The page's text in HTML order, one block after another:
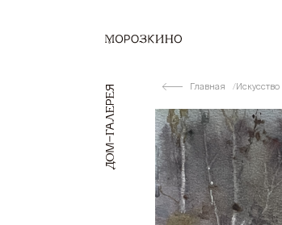
Главная Искусство